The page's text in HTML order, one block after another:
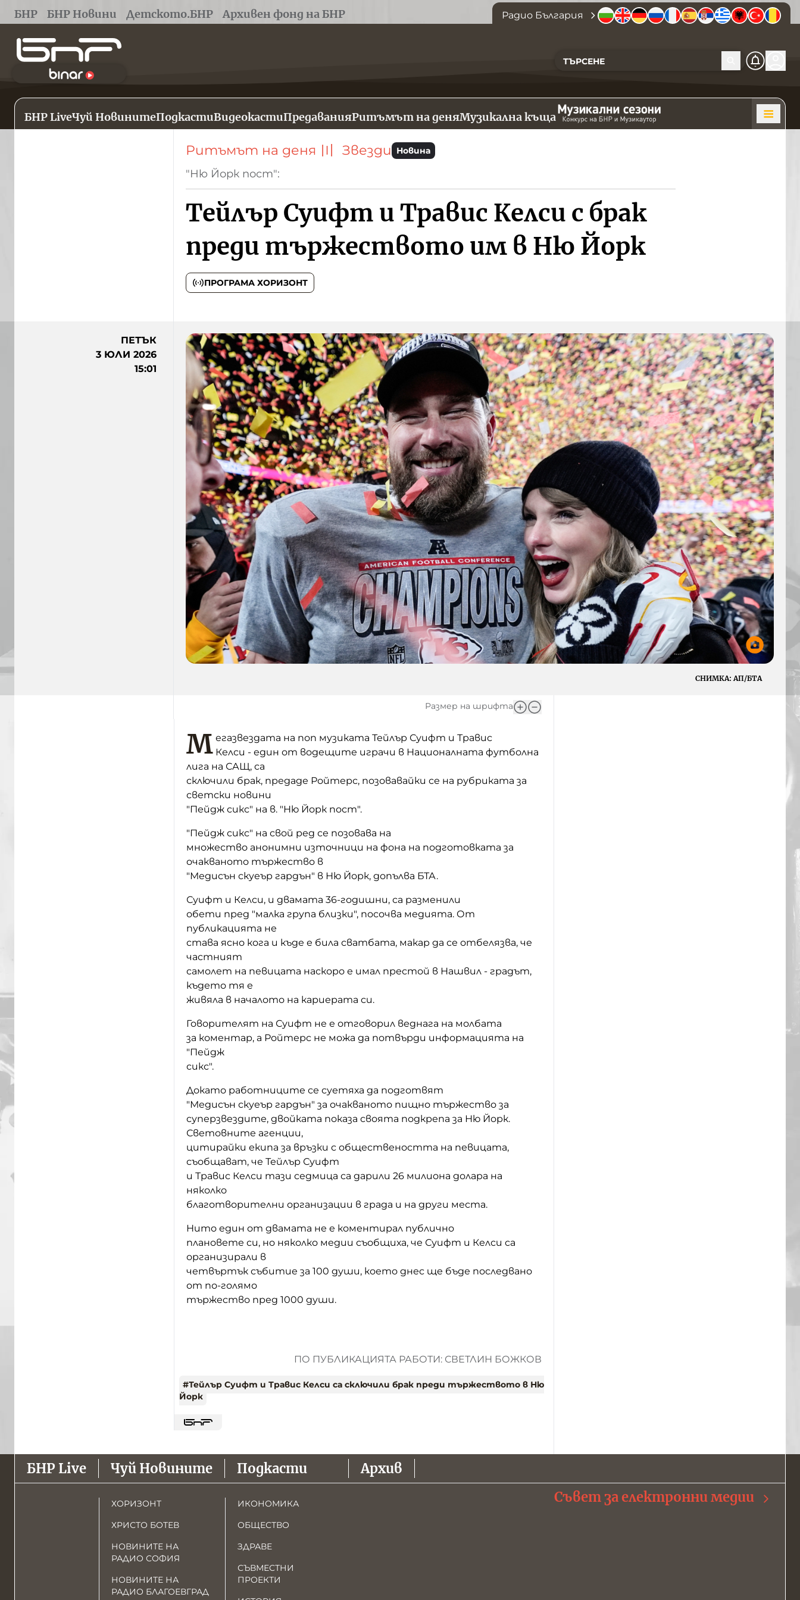
БНР БНР Новини Детското.БНР Архивен фонд на БНР Радио България
БНР LiveЧуй НовинитеПодкастиВидеокастиПредаванияРитъмът на деняМузикална къща
Ритъмът на деня 〣 Звезди Новина
"Ню Йорк пост":
Тейлър Суифт и Травис Келси с брак
преди тържеството им в Ню Йорк
ПРОГРАМА ХОРИЗОНТ
ПЕТЪК
3 ЮЛИ 2026
15:01
СНИМКА: АП/БТА
Размер на шрифта
М егазвездата на поп музиката Тейлър Суифт и Травис
Келси - един от водещите играчи в Националната футболна
лига на САЩ, са
сключили брак, предаде Ройтерс, позовавайки се на рубриката за
светски новини
"Пейдж сикс" на в. "Ню Йорк пост".
"Пейдж сикс" на свой ред се позовава на
множество анонимни източници на фона на подготовката за
очакваното тържество в
"Медисън скуеър гардън" в Ню Йорк, допълва БТА.
Суифт и Келси, и двамата 36-годишни, са разменили
обети пред "малка група близки", посочва медията. От
публикацията не
става ясно кога и къде е била сватбата, макар да се отбелязва, че
частният
самолет на певицата наскоро е имал престой в Нашвил - градът,
където тя е
живяла в началото на кариерата си.
Говорителят на Суифт не е отговорил веднага на молбата
за коментар, а Ройтерс не можа да потвърди информацията на
"Пейдж
сикс".
Докато работниците се суетяха да подготвят
"Медисън скуеър гардън" за очакваното пищно тържество за
суперзвездите, двойката показа своята подкрепа за Ню Йорк.
Световните агенции,
цитирайки екипа за връзки с обществеността на певицата,
съобщават, че Тейлър Суифт
и Травис Келси тази седмица са дарили 26 милиона долара на
няколко
благотворителни организации в града и на други места.
Нито един от двамата не е коментирал публично
плановете си, но няколко медии съобщиха, че Суифт и Келси са
организирали в
четвъртък събитие за 100 души, което днес ще бъде последвано
от по-голямо
тържество пред 1000 души.
ПО ПУБЛИКАЦИЯТА РАБОТИ: СВЕТЛИН БОЖКОВ
#Тейлър Суифт и Травис Келси са сключили брак преди тържеството в Ню
Йорк
БНР Live Чуй Новините
ХОРИЗОНТ
ХРИСТО БОТЕВ
НОВИНИТЕ НА
РАДИО СОФИЯ
НОВИНИТЕ НА
РАДИО БЛАГОЕВГРАД
Подкасти
ИКОНОМИКА
ОБЩЕСТВО
ЗДРАВЕ
СЪВМЕСТНИ
ПРОЕКТИ
Архив
Съвет за електронни медии